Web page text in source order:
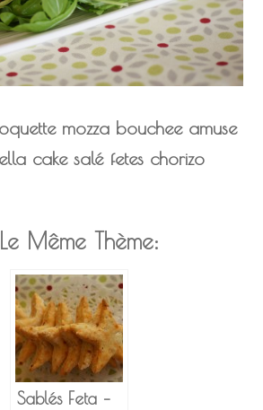
mozza bouchee amuse
cake salé fetes chorizo
Même Thème:
Sablés Feta –